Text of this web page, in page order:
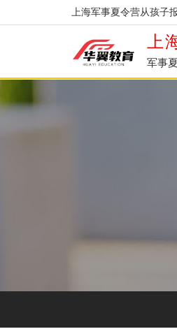
上海军事夏令营从孩子
上
军事